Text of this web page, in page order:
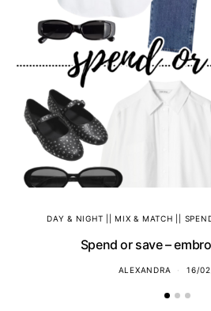
DAY & NIGHT || MIX & MATCH ||
Spend or save –
ALEXANDRA 16/